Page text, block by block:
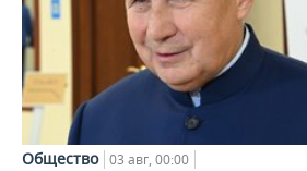
Общество 03 авг, 00:00